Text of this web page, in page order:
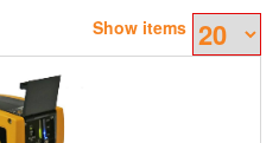
Show items